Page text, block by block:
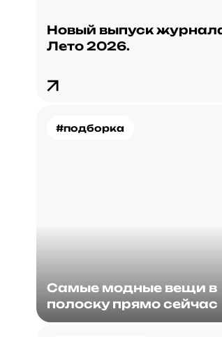
Новый выпуск
Лето 2026.
#подборка
Самые модные вещи в
полоску прямо сейчас